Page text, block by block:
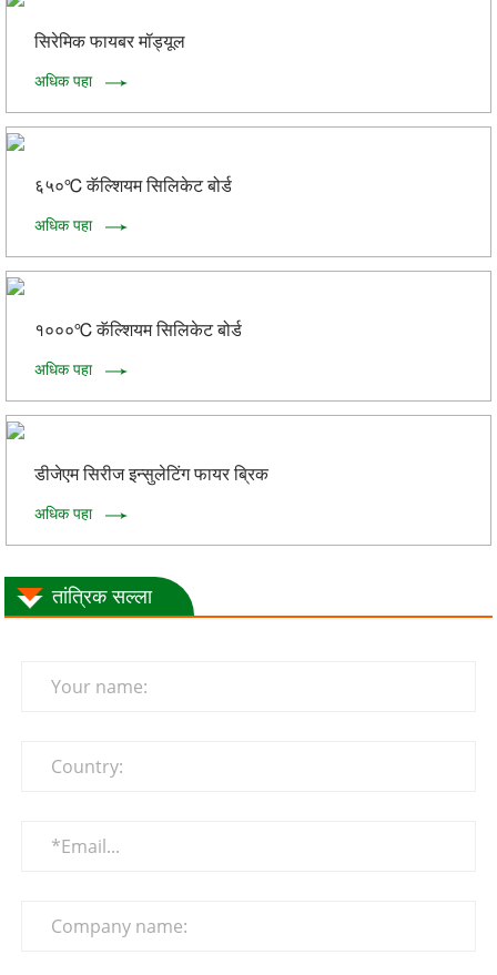
सिरेमिक फायबर मॉड्यूल
अधिक पहा
६५०℃ कॅल्शियम सिलिकेट बोर्ड
अधिक पहा
१०००℃ कॅल्शियम सिलिकेट बोर्ड
अधिक पहा
डीजेएम सिरीज इन्सुलेटिंग फायर ब्रिक
अधिक पहा
तांत्रिक सल्ला